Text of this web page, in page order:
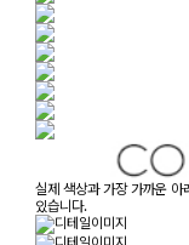
실제 색상과 가장 가까운 아
있습니다.